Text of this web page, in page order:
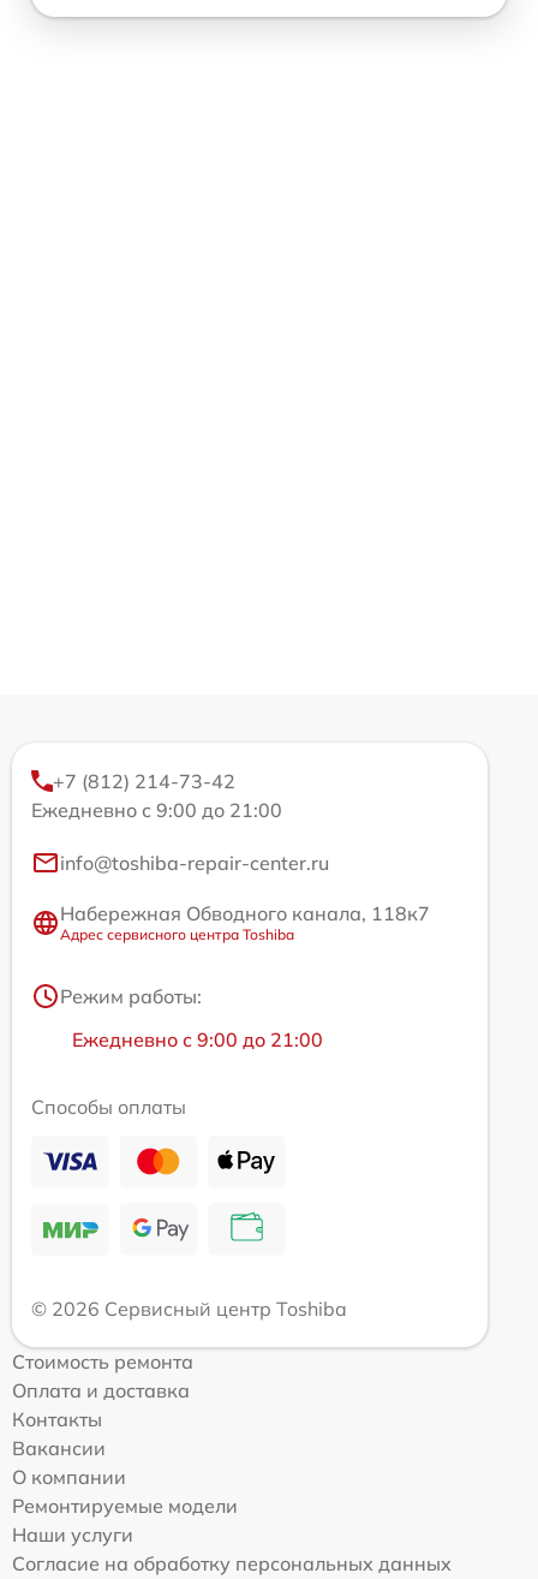
+7 (812) 214-73-42
Ежедневно с 9:00 до 21:00
info@toshiba-repair-center.ru
Набережная Обводного канала, 118к7
Адрес сервисного центра Toshiba
Режим работы:
Ежедневно с 9:00 до 21:00
Способы оплаты
© 2026 Сервисный центр Toshiba
Стоимость ремонта
Оплата и доставка
Контакты
Вакансии
О компании
Ремонтируемые модели
Наши услуги
Согласие на обработку персональных данных